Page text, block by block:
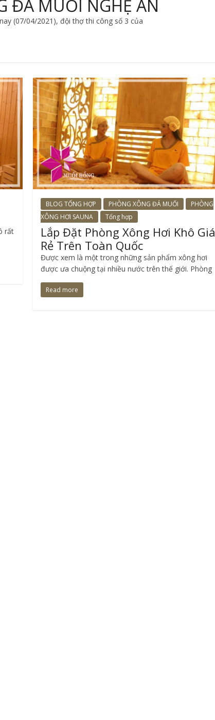
ĐÁ MUỐI NGHỆ AN
(07/04/2021), đội thợ thi công số 3 của
rất
BLOG TỔNG HỢP PHÒNG XÔNG ĐÁ MUỐI
PHÒNG
XÔNG HƠI SAUNA
Tổng hợp
Lắp Đặt Phòng Xông Hơi Khô Giá
Rẻ Trên Toàn Quốc
Được xem là một trong những sản phẩm xông hơi
được ưa chuộng tại nhiều nước trên thế giới. Phòng
Read more